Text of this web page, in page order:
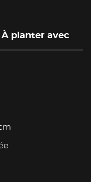
À planter avec